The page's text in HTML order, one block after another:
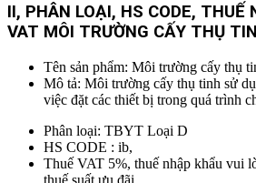
II, PHÂN LOẠI, HS CODE, THUẾ
VAT MÔI TRƯỜNG CẤY THỤ
Tên sản phẩm: Môi trường cấy thụ
Mô tả: Môi trường cấy thụ tinh sử
việc đặt các thiết bị trong quá trình
Phân loại: TBYT Loại D
HS CODE : ib,
Thuế VAT 5%, thuế nhập khẩu vui